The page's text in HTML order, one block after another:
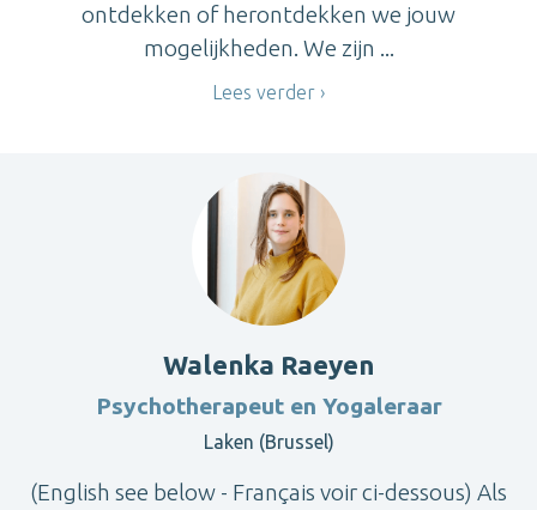
ontdekken of herontdekken we jouw
mogelijkheden. We zijn ...
Lees verder
Walenka Raeyen
Psychotherapeut en Yogaleraar
Laken (Brussel)
(English see below - Français voir ci-dessous) Als